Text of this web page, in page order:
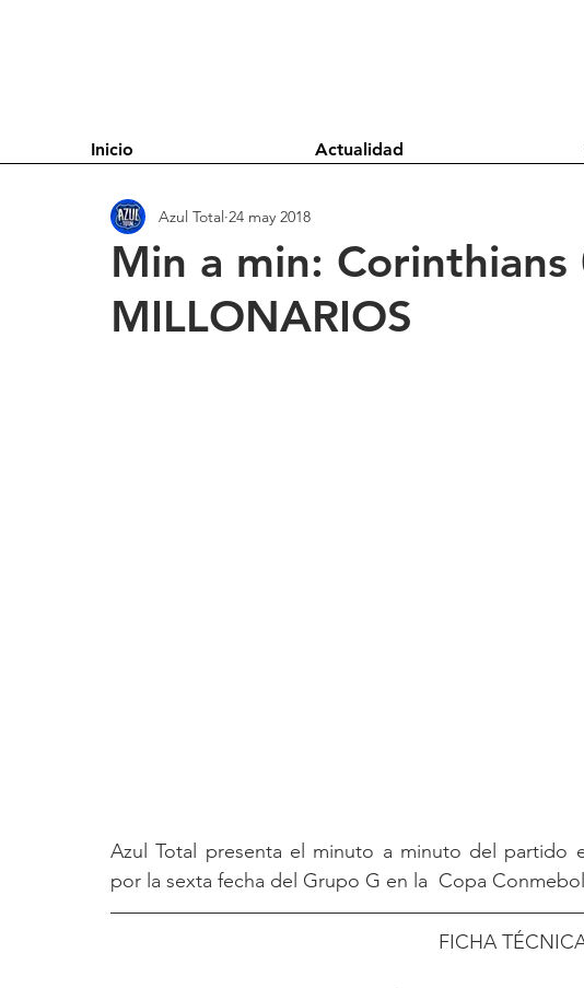
Inicio Actualidad
Min a min: Corinthians
MILLONARIOS
Azul Total 24 may 2018
Azul Total presenta el minuto a minuto del partido
por la sexta fecha del Grupo G en la  Copa
FICHA